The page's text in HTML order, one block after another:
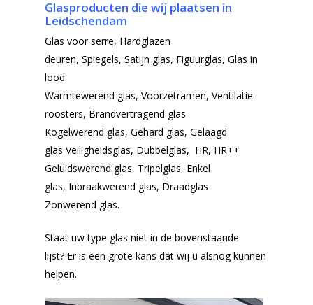
Glasproducten die wij plaatsen in
Leidschendam
Glas voor serre, Hardglazen
deuren, Spiegels, Satijn glas, Figuurglas,Glas in
lood
Warmtewerend glas, Voorzetramen, Ventilatie
roosters, Brandvertragend glas
Kogelwerend glas, Gehard glas, Gelaagd
glas Veiligheidsglas, Dubbelglas, HR, HR++
Geluidswerend glas, Tripelglas, Enkel
glas, Inbraakwerend glas, Draadglas
Zonwerend glas.
Staat uw type glas niet in de bovenstaande
lijst? Er is een grote kans dat wij u alsnog kunnen
helpen.